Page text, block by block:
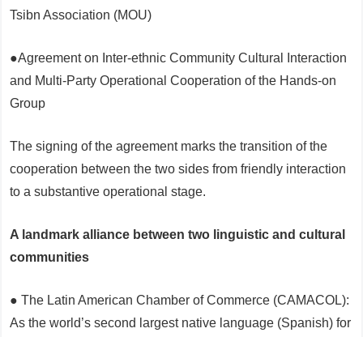
Tsibn Association (MOU)
●Agreement on Inter-ethnic Community Cultural Interaction
and Multi-Party Operational Cooperation of the Hands-on
Group
The signing of the agreement marks the transition of the
cooperation between the two sides from friendly interaction
to a substantive operational stage.
A landmark alliance between two linguistic and cultural
communities
● The Latin American Chamber of Commerce (CAMACOL):
As the world’s second largest native language (Spanish) for